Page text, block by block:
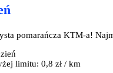
pomarańcza KTM-a!
limitu: 0,8 zł / km